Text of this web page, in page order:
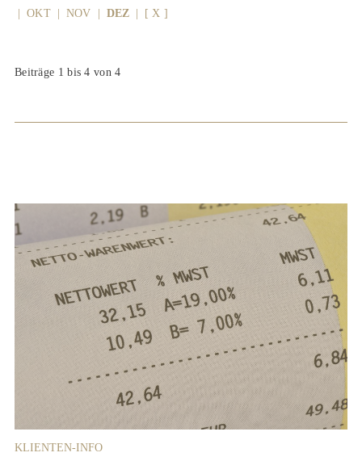
OKT| NOV DEZ| [ X ]
Beiträge 1 bis 4 von 4
KLIENTEN-INFO